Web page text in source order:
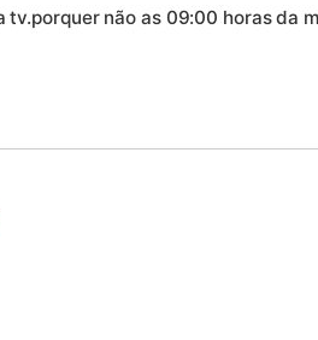
tv.porquer não as 09:00 horas da